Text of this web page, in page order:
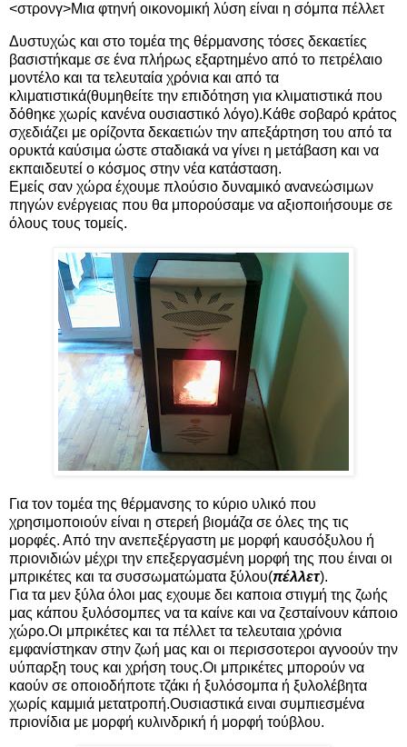
<στρονγ>Μια φτηνή οικονομική λύση είναι η σόμπα πέλλετ
Δυστυχώς και στο τομέα της θέρμανσης τόσες δεκαετίες
βασιστήκαμε σε ένα πλήρως εξαρτημένο από το πετρέλαιο
μοντέλο και τα τελευταία χρόνια και από τα
κλιματιστικά(θυμηθείτε την επιδότηση για κλιματιστικά που
δόθηκε χωρίς κανένα ουσιαστικό λόγο).Κάθε σοβαρό κράτος
σχεδιάζει με ορίζοντα δεκαετιών την απεξάρτηση του από τα
ορυκτά καύσιμα ώστε σταδιακά να γίνει η μετάβαση και να
εκπαιδευτεί ο κόσμος στην νέα κατάσταση.
Εμείς σαν χώρα έχουμε πλούσιο δυναμικό ανανεώσιμων
πηγών ενέργειας που θα μπορούσαμε να αξιοποιήσουμε σε
όλους τους τομείς.
Για τον τομέα της θέρμανσης το κύριο υλικό που
χρησιμοποιούν είναι η στερεή βιομάζα σε όλες της τις
μορφές. Από την ανεπεξέργαστη με μορφή καυσόξυλου ή
πριονιδιών μέχρι την επεξεργασμένη μορφή της που έιναι οι
μπρικέτες και τα συσσωματώματα ξύλου(πέλλετ).
Για τα μεν ξύλα όλοι μας εχουμε δει καποια στιγμή της ζωής
μας κάπου ξυλόσομπες να τα καίνε και να ζεσταίνουν κάποιο
χώρο.Οι μπρικέτες και τα πέλλετ τα τελευταια χρόνια
εμφανίστηκαν στην ζωή μας και οι περισσοτεροι αγνοούν την
υύπαρξη τους και χρήση τους.Οι μπρικέτες μπορούν να
καούν σε οποιοδήποτε τζάκι ή ξυλόσομπα ή ξυλολέβητα
χωρίς καμμιά μετατροπή.Ουσιαστικά ειναι συμπιεσμένα
πριονίδια με μορφή κυλινδρική ή μορφή τούβλου.